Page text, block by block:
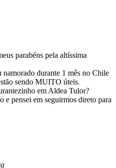
parabéns pela altíssima
durante 1 mês no Chile
sendo MUITO úteis.
em Aldea Tulor?
e pensei em seguirmos direto para